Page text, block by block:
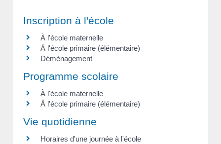
Inscription à l'école
À l'école maternelle
À l'école primaire (élémentaire)
Déménagement
Programme scolaire
À l'école maternelle
Â l'école primaire (élémentaire)
Vie quotidienne
Horaires d'une journée à l'école